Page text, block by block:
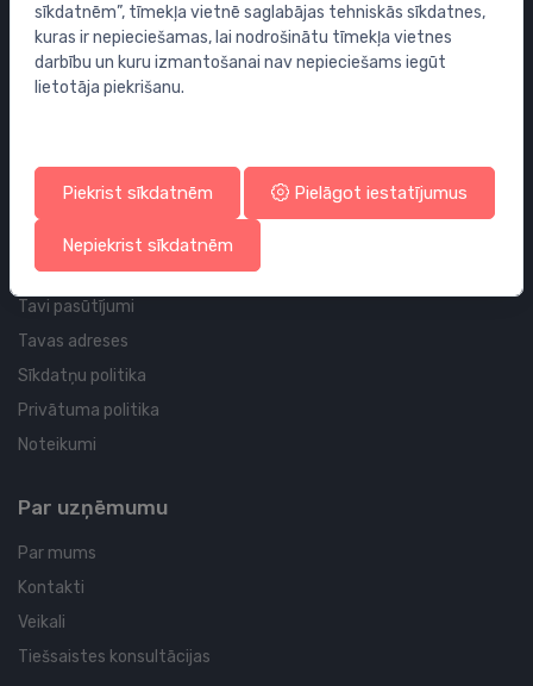
Mēbeles
Rāmji un skalošanas sistēmas
Sifoni
Cauruļvadi un Veidgabali
Profila un piegādes informācija
Tavs konts
Tavi pasūtījumi
Tavas adreses
Sīkdatņu politika
Privātuma politika
Noteikumi
Par uzņēmumu
Par mums
Kontakti
Veikali
Tiešsaistes konsultācijas
sīkdatnēm”, tīmekļa vietnē saglabājas tehniskās sīkdatnes,
kuras ir nepieciešamas, lai nodrošinātu tīmekļa vietnes
darbību un kuru izmantošanai nav nepieciešams iegūt
lietotāja piekrišanu.
Piekrist sīkdatnēm Pielāgot iestatījumus
Nepiekrist sīkdatnēm